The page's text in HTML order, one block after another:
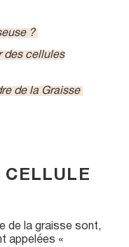
?
des cellules
de la Graisse
CELLULE
de la graisse sont,
appelées «